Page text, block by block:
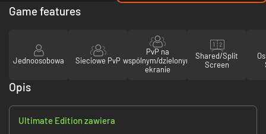
Game features
Jednoosobowa Sieciowe PvP
PvP na
wspólnym/dzielonym
ekranie
Shared/Split
Screen
Opis
Ultimate Edition zawiera